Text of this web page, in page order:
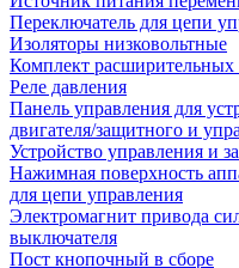
Переключатель для цепи
Изоляторы низковольтные
Комплект расширительных
Реле давления
Панель управления для
двигателя/защитного и
Устройство управления и
Нажимная поверхность
для цепи управления
Электромагнит привода
выключателя
Пост кнопочный в сборе